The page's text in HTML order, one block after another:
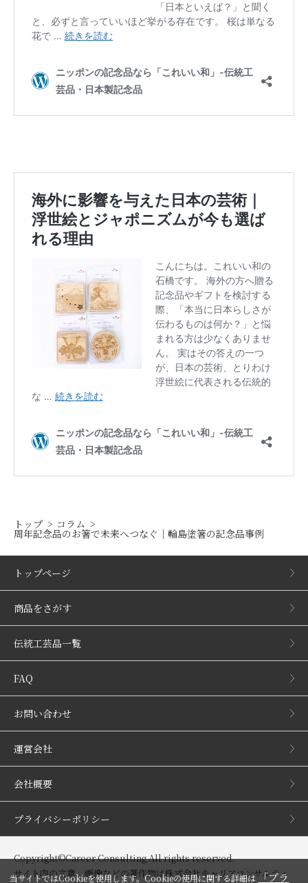
トップ コラム
周年記念品のお箸で未来へつなぐ｜輪島塗箸の記念品事例
トップページ
商品をさがす
伝統工芸品一覧
FAQ
お問い合わせ
運営会社
会社概要
プライバシーポリシー
Copyright©Career Consulting All rights reserved.
サイト内の文章、画像などの著作物は株式会社キャリアコンサルティ
当サイトではCookieを使用します。Cookieの使用に関する詳細は「プラ